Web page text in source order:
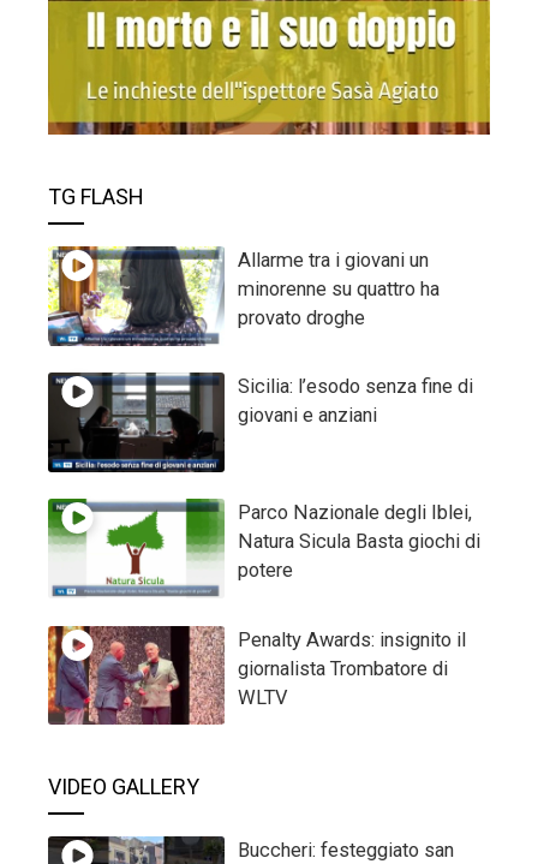
TG FLASH
Allarme tra i giovani un
minorenne su quattro ha
provato droghe
Sicilia: l’esodo senza fine di
giovani e anziani
Parco Nazionale degli Iblei,
Natura Sicula Basta giochi di
potere
Penalty Awards: insignito il
giornalista Trombatore di
WLTV
VIDEO GALLERY
Buccheri: festeggiato san